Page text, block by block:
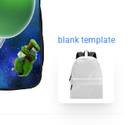
blank template